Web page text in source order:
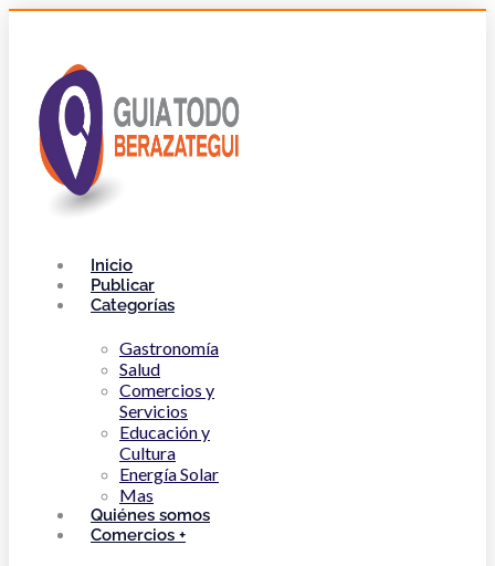
Inicio
Publicar
Categorías
Gastronomía
Salud
Comercios y
Servicios
Educación y
Cultura
Energía Solar
Mas
Quiénes somos
Comercios +